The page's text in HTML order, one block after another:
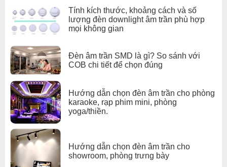
Tính kích thước, khoảng cách và số
lượng đèn downlight âm trần phù hợp
mọi không gian
Đèn âm trần SMD là gì? So sánh với
COB chi tiết để chọn đúng
Hướng dẫn chọn đèn âm trần cho phòng
karaoke, rạp phim mini, phòng
yoga/thiền.
Hướng dẫn chọn đèn âm trần cho
showroom, phòng trưng bày